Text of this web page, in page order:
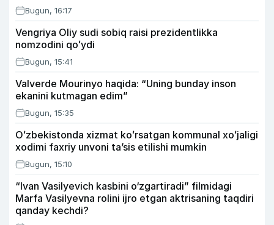
Bugun, 16:17
Vengriya Oliy sudi sobiq raisi prezidentlikka
nomzodini qoʻydi
Bugun, 15:41
Valverde Mourinyo haqida: “Uning bunday inson
ekanini kutmagan edim”
Bugun, 15:35
Oʻzbekistonda xizmat koʻrsatgan kommunal xoʻjaligi
xodimi faxriy unvoni taʼsis etilishi mumkin
Bugun, 15:10
“Ivan Vasilyevich kasbini o‘zgartiradi” filmidagi
Marfa Vasilyevna rolini ijro etgan aktrisaning taqdiri
qanday kechdi?